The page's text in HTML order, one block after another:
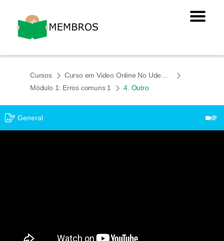
Cursos
​​Módulo 1: Erros comuns 1
4. Outro
General